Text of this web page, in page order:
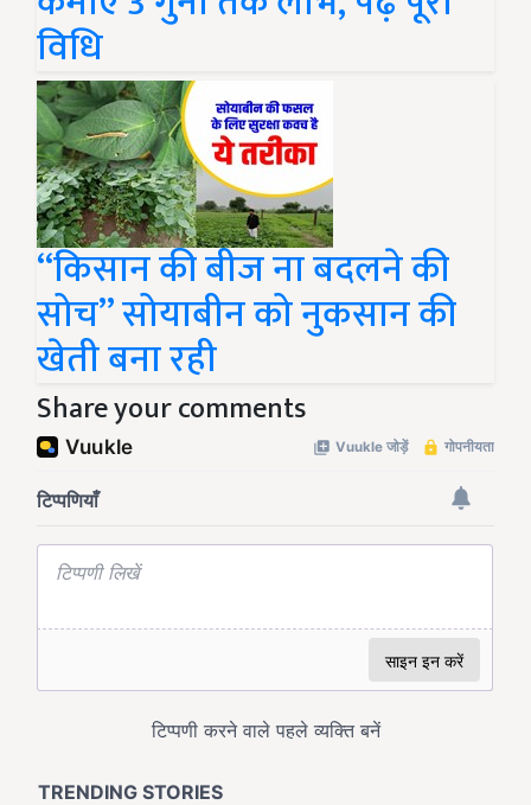
विधि
“किसान की बीज ना बदलने की
सोच” सोयाबीन को नुकसान की
खेती बना रही
Share your comments